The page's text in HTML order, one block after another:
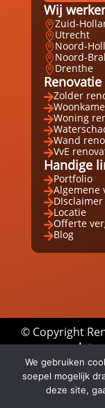
Wij
Zuid-
Utrecht
Noord-
Noord-
Drenthe
Renovatie
Zolder

Woning

Wand
VvE
Handige
Portfolio
Algemene
DIsclaimer
Locatie
Offerte
Blog
© Copyright
We gebruiken
soepel mogelijk
deze site,